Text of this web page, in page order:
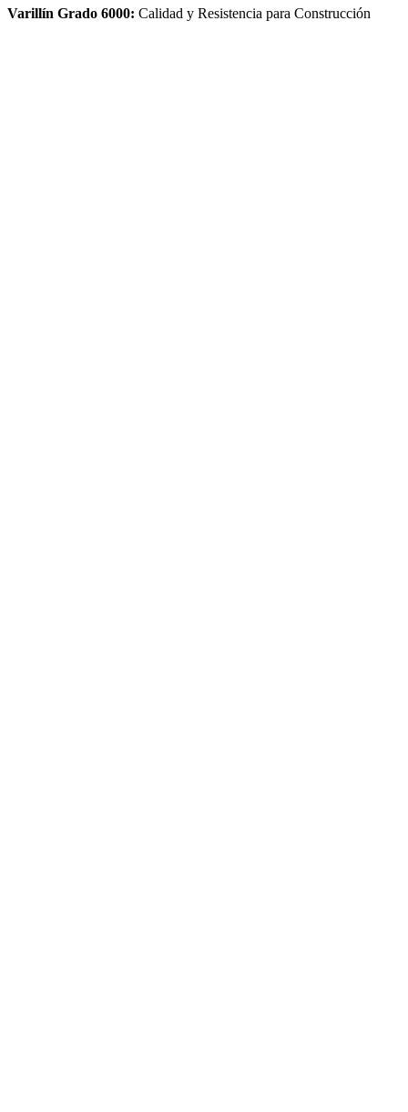
Varillín Grado 6000: Calidad y Resistencia para Construcción